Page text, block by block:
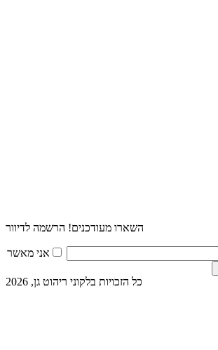
השארו מעודכנים! הרשמה לדיוור
אני מאשר
כל הזכויות בלקוני ריהוט גן, 2026